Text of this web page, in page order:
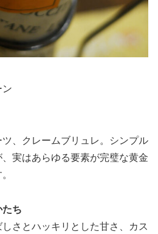
ン
、クレームブリュレ。シンプル
実はあらゆる要素が完璧な黄金
たち
さとハッキリとした甘さ、カス